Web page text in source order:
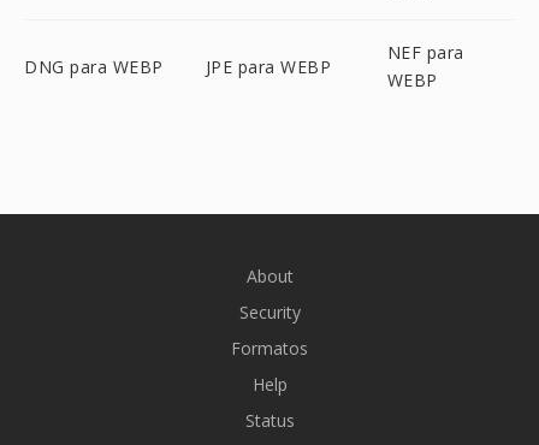
DNG para WEBP JPE para WEBP
NEF para
WEBP
About
Security
Formatos
Help
Status